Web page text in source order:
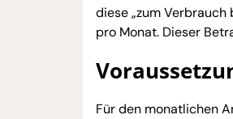
diese „zum
pro Monat. Dieser
Für den monatlichen